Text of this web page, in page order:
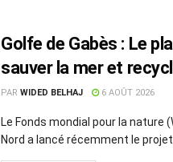
Golfe de Gabès : Le
sauver la mer et
marins
PAR WIDED BELHAJ 6 AOÛT 2026
Le Fonds mondial pour la nature
Nord a lancé récemment le projet